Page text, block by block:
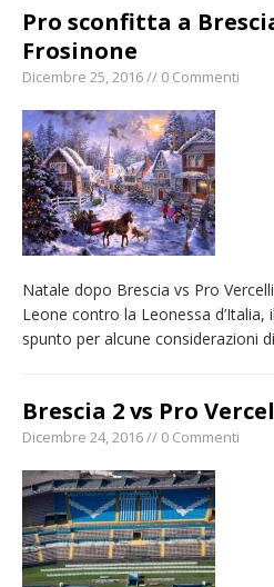
Pro sconfitta a
Frosinone
Dicembre 25, 2016 // 0 Commenti
Natale dopo Brescia vs Pro
Leone contro la Leonessa d’Italia,
spunto per alcune considerazioni
Brescia 2 vs Pro
Dicembre 24, 2016 // 0 Commenti